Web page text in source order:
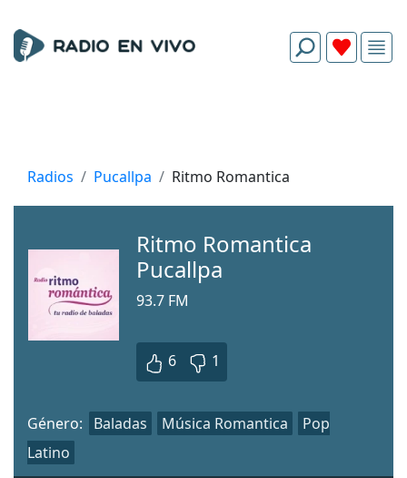
Radios Pucallpa Ritmo Romantica
Ritmo Romantica
Pucallpa
93.7 FM
6 1
Género: Baladas Música Romantica
Pop
Latino